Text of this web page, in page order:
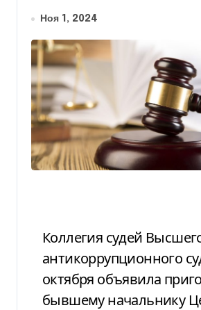
Ноя 1, 2024
Коллегия судей Высшего
антикоррупционного
октября объявила
бывшему начальнику